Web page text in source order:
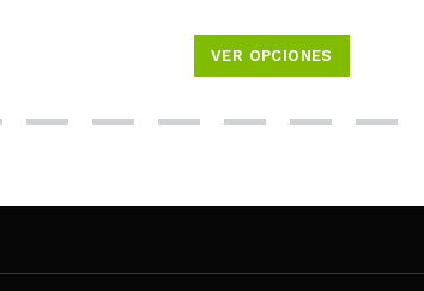
VER OPCIONES